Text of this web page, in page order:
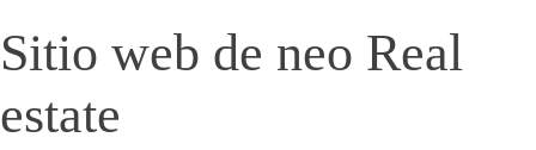
Sitio web de neo Real
estate